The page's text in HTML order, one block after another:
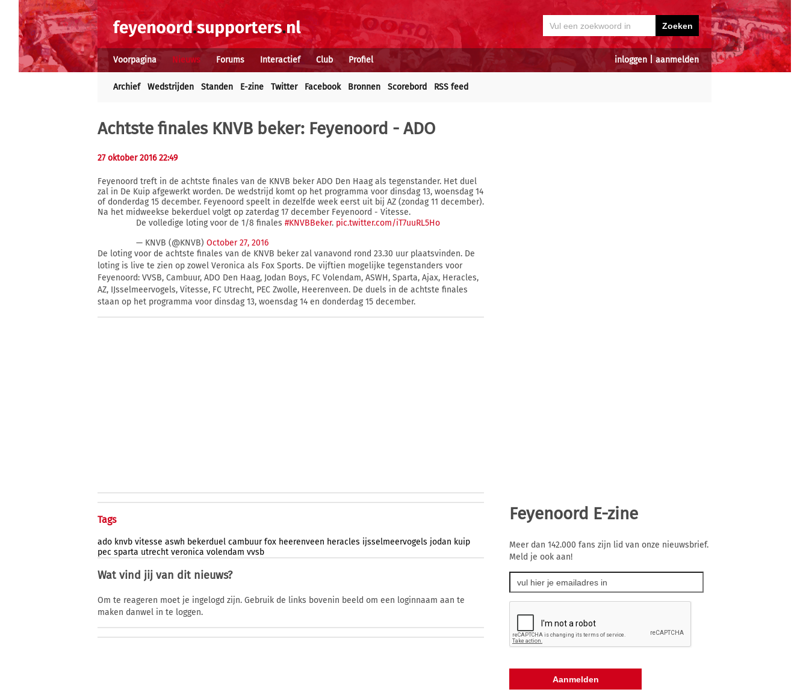
inloggen aanmelden
Voorpagina Nieuws Forums Interactief Club Profiel
Archief Wedstrijden Standen E-zine Twitter Facebook Bronnen Scorebord RSS feed
Achtste finales KNVB beker: Feyenoord - ADO
27 oktober 2016 22:49
Feyenoord treft in de achtste finales van de KNVB beker ADO Den Haag als tegenstander. Het duel
zal in De Kuip afgewerkt worden. De wedstrijd komt op het programma voor dinsdag 13, woensdag 14
of donderdag 15 december. Feyenoord speelt in dezelfde week eerst uit bij AZ (zondag 11 december).
Na het midweekse bekerduel volgt op zaterdag 17 december Feyenoord - Vitesse.
De volledige loting voor de 1/8 finales#KNVBBeker. pic.twitter.com/iT7uuRL5Ho
— KNVB (@KNVB)October 27, 2016
De loting voor de achtste finales van de KNVB beker zal vanavond rond 23.30 uur plaatsvinden. De
loting is live te zien op zowel Veronica als Fox Sports. De vijftien mogelijke tegenstanders voor
Feyenoord: VVSB, Cambuur, ADO Den Haag, Jodan Boys, FC Volendam, ASWH, Sparta, Ajax, Heracles,
AZ, IJsselmeervogels, Vitesse, FC Utrecht, PEC Zwolle, Heerenveen. De duels in de achtste finales
staan op het programma voor dinsdag 13, woensdag 14 en donderdag 15 december.
Tags
ado knvb vitesse aswh bekerduel cambuur fox heerenveen heracles ijsselmeervogels jodan kuip
pec sparta utrecht veronica volendam vvsb
Wat vind jij van dit nieuws?
Om te reageren moet je ingelogd zijn. Gebruik de links bovenin beeld om een loginnaam aan te
maken danwel in te loggen.
Feyenoord E-zine
Meer dan 142.000 fans zijn lid van onze nieuwsbrief.
Meld je ook aan!